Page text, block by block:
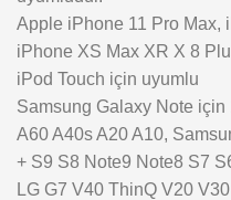
Apple iPhone 11 Pro Max,
iPhone XS Max XR X 8
iPod Touch için uyumlu
Samsung Galaxy Note
A60 A40s A20 A10,
+ S9 S8 Note9 Note8 S7
LG G7 V40 ThinQ V20